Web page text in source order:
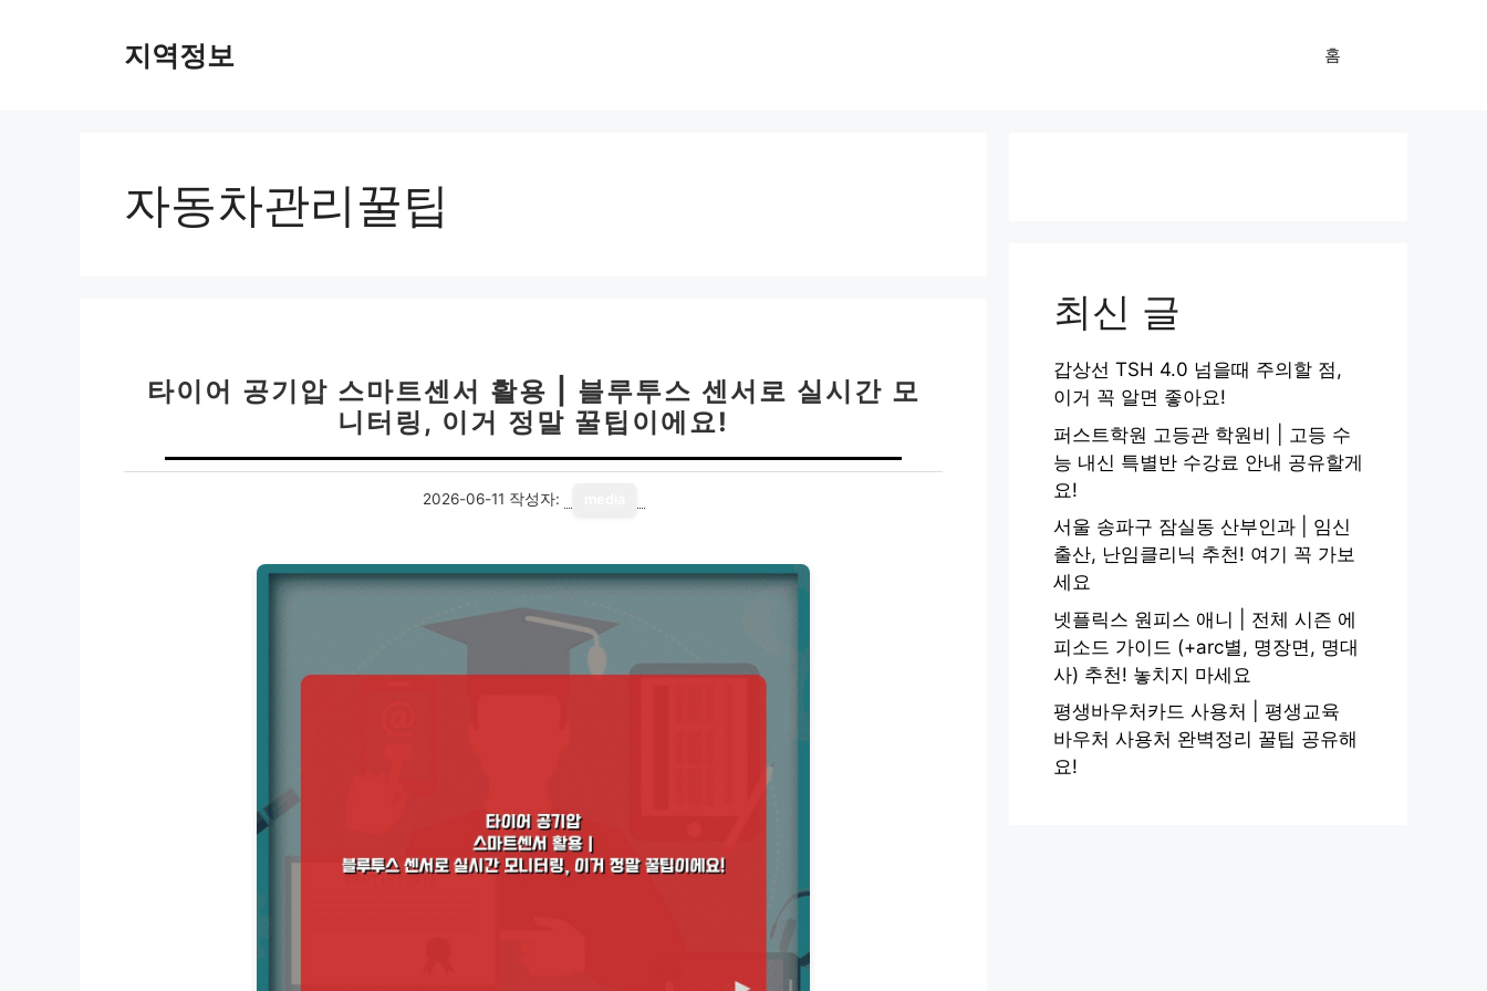
지역정보 홈
자동차관리꿀팁
타이어 공기압 스마트센서 활용 | 블루투스 센서로 실시간 모
니터링, 이거 정말 꿀팁이에요!
2026-06-11 작성자:
최신 글
갑상선 TSH 4.0 넘을때 주의할 점,
이거 꼭 알면 좋아요!
퍼스트학원 고등관 학원비 | 고등 수
능 내신 특별반 수강료 안내 공유할게
요!
서울 송파구 잠실동 산부인과 | 임신
출산, 난임클리닉 추천! 여기 꼭 가보
세요
넷플릭스 원피스 애니 | 전체 시즌 에
피소드 가이드 (+arc별, 명장면, 명대
사) 추천! 놓치지 마세요
평생바우처카드 사용처 | 평생교육
바우처 사용처 완벽정리 꿀팁 공유해
요!